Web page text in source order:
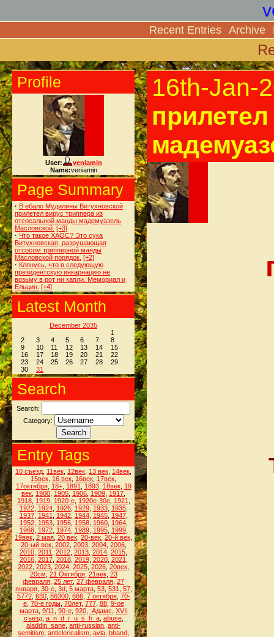
Recent Entries Archive
Profile
User:
veniamin
Name:veniamin
Page Summary
· В ебало Мудилины Витухновской
прилетел вирус триппера из
отсосальной манды мадемуазель
Масловской. [+3]
· Что такое ХАОС? Это сука
Витухновская, разрушающая
отсосом трипперной манды
Масловской порядок. [+2]
· Клянусь, что в следующую
президентскую инкарнацию не
возьму в рот ни капли. Мемориал и
Ельцин. [+4]
Latest Month
December 2035
1
2
3 4 5 6 7
8
9
10 11 12 13 14
15
16
17 18 19 20 21
22
23
24 25 26 27 28
29
30
31
Search
Search:
Category:
Entry Tags
10 съезд 11век 12век 13 век 14век
15век 16 век 16век 17век
17октября, 18+, 1891 1893, 18век, 19
век 1900 1905 1906 1909 1917
1918, 1919, 1920-е, 1920е-30е, 1921
1922, 1924, 1926, 1929, 1933, 1935,
1937, 1941 1942, 1944, 1945, 1947,
1952, 1953, 1956, 1958, 1960, 1964,
1968, 1972, 1974, 1989, 1995, 1999,
19век 2 мая 20 век 20-век 20-й век
20-ый век, 2002, 2003, 2004, 2006,
2010 2011 2012 2013 2014 2015
2016, 2017, 2018, 2019, 2020, 2021
2022 2023 2024 2025 2026 20век
20см 21 Октября, 21век, 23
февраля 25 лет, 27 февраля 27
января, 30-е, 3d, 5 марта, 53, 531 57,
5772, 630, 66300, 666, 7 октября, 70-
е, 70-е годы, 70лет, 777, 88, 9-ое
марта, 9/11 90-е, 920, :Адамс XVII
съезд, a_n_d_r_u_s_h_a, abuse,
aladdin_sane anti-russian anti-
semitism anticlericalism avla bband
16th-Jan-